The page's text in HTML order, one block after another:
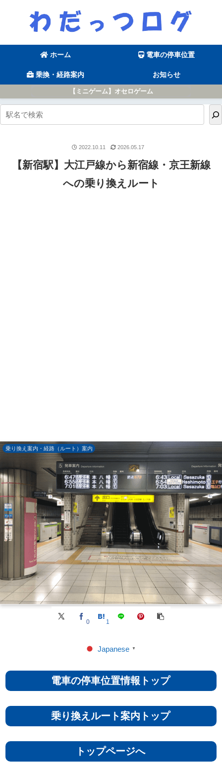
ホーム 電車の停車位置
乗換・経路案内 お知らせ
【ミニゲーム】オセロゲーム
【新宿駅】大江戸線から新宿線・京王新線
への乗り換えルート
乗り換え案内・経路（ルート）案内
0 1
2022.10.11 2026.05.17
Japanese ▼
電車の停車位置情報トップ
乗り換えルート案内トップ
トップページへ